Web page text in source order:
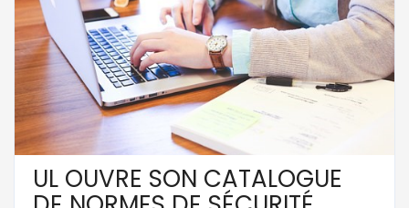
UL OUVRE SON CATALOGUE